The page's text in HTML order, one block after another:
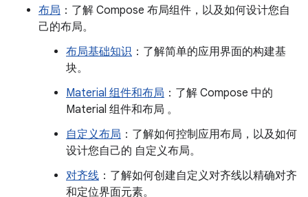
布局 ：了解 Compose 布局组件，以及如何设计您自
己的布局。
布局基础知识 ：了解简单的应用界面的构建基
块。
Material 组件和布局 ：了解 Compose 中的
Material 组件和布局 。
自定义布局 ：了解如何控制应用布局，以及如何
设计您自己的 自定义布局。
对齐线 ：了解如何创建自定义对齐线以精确对齐
和定位界面元素。